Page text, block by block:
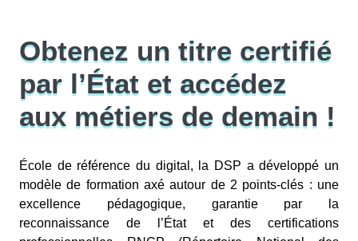
Obtenez un titre certifié
par l’État et accédez
aux métiers de demain !
École de référence du digital, la DSP a développé un
modèle de formation axé autour de 2 points-clés : une
excellence pédagogique, garantie par la
reconnaissance de l’État et des certifications